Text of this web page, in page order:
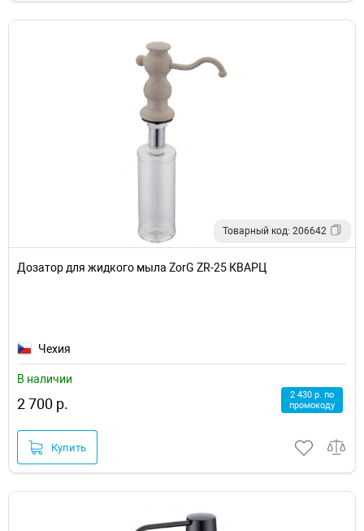
Товарный код: 206642
Дозатор для жидкого мыла ZorG ZR-25 КВАРЦ
Чехия
В наличии
2 700 р.
2 430 р. по
промокоду
Купить